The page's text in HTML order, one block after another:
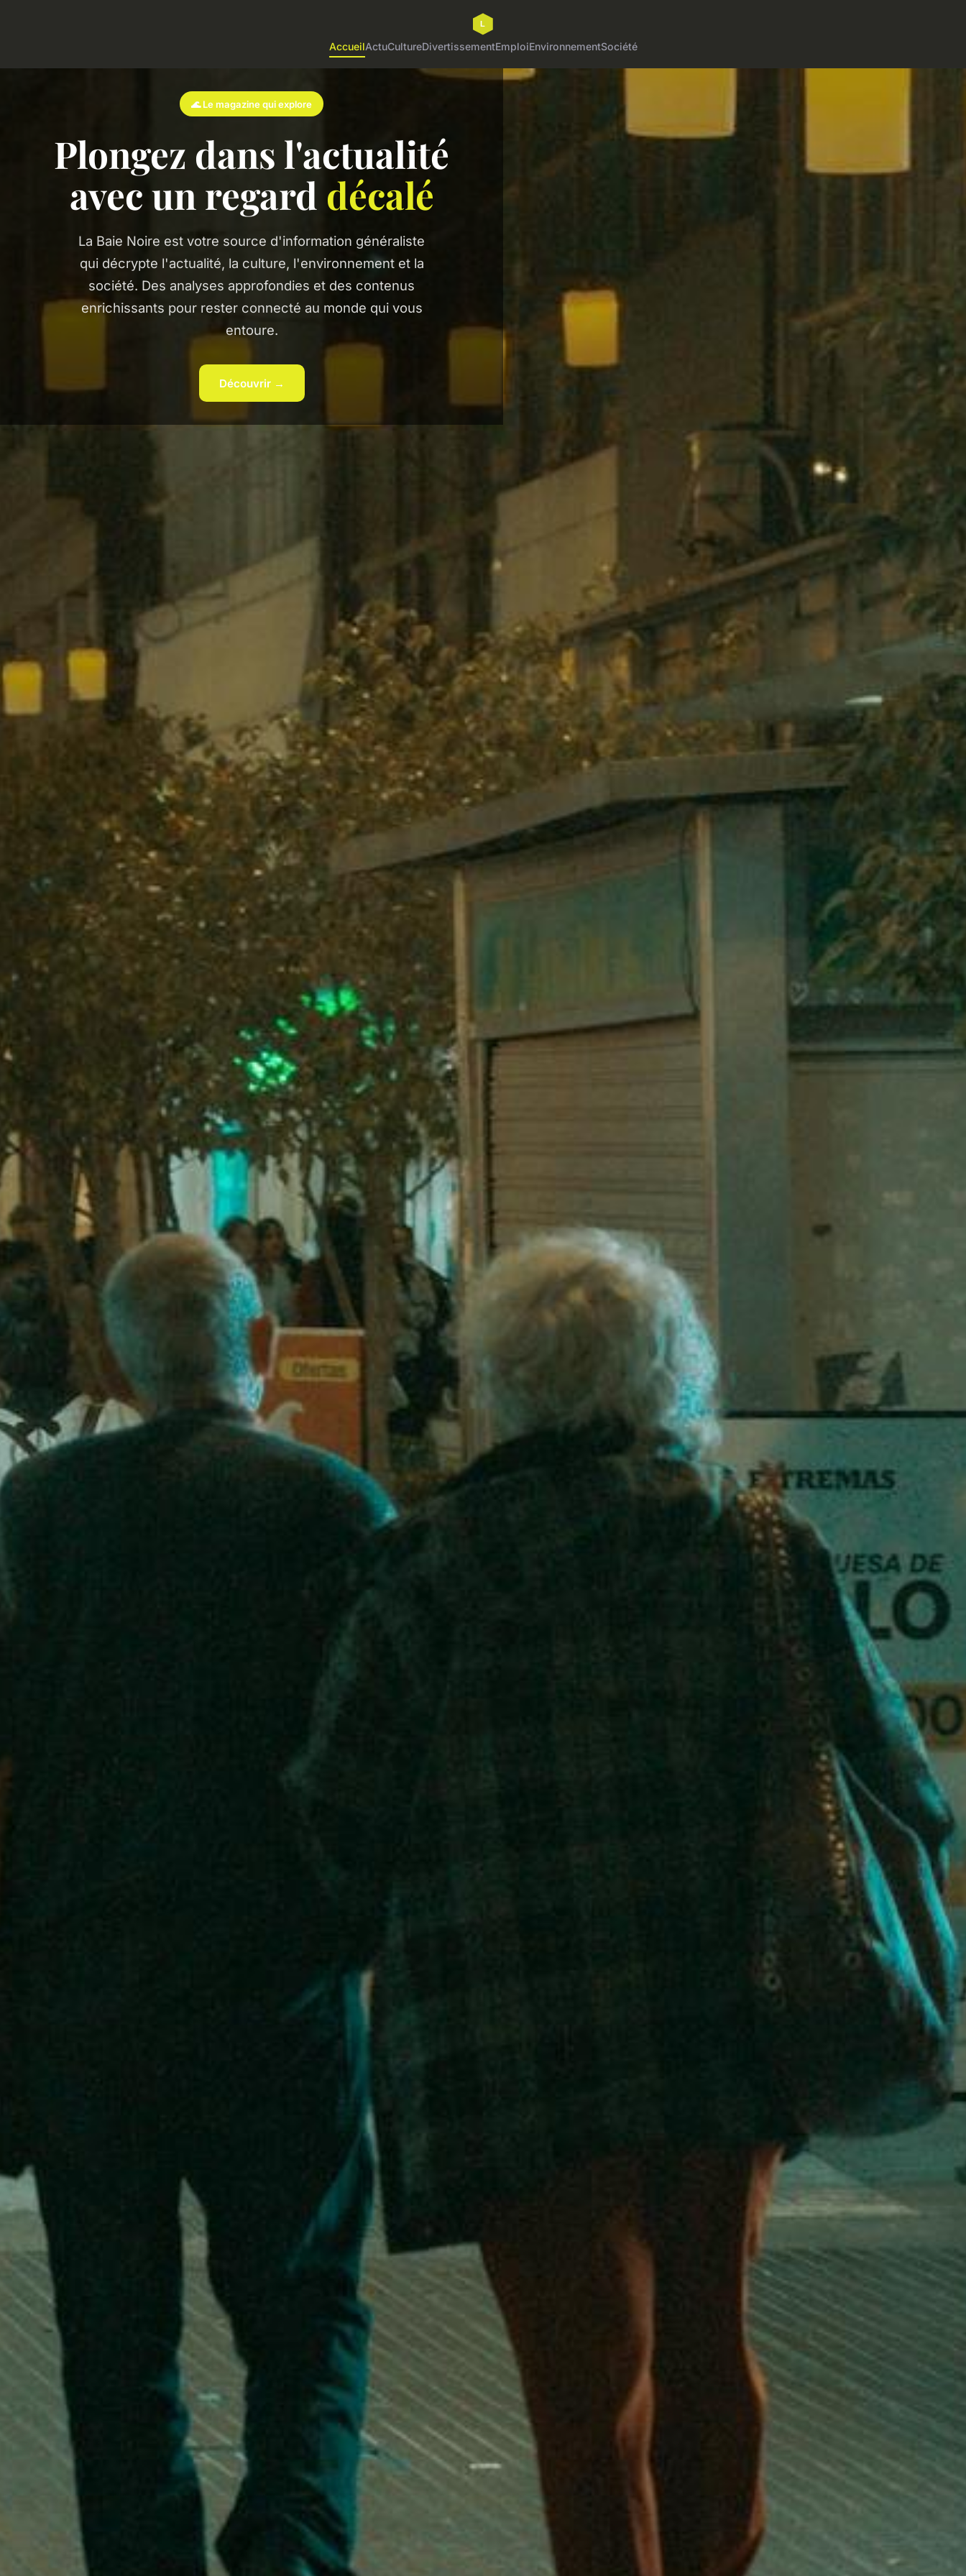
AccueilActuCultureDivertissementEmploiEnvironnementSociété
🌊 Le magazine qui explore
Plongez dans l'actualité
avec un regard décalé
La Baie Noire est votre source d'information généraliste
qui décrypte l'actualité, la culture, l'environnement et la
société. Des analyses approfondies et des contenus
enrichissants pour rester connecté au monde qui vous
entoure.
Découvrir →